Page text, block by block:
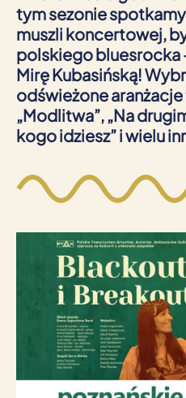
tym sezonie
muszli koncertowej,
polskiego bluesrocka
Mirę Kubasińską!
odświeżone
„Modlitwa”, „Na
kogo idziesz” i wielu